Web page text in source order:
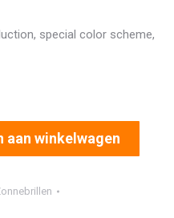
special color scheme,
aan winkelwagen